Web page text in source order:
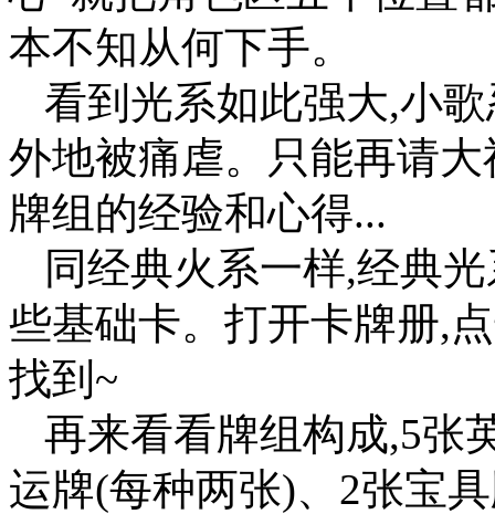
本不知从何下手。
看到光系如此强大,小
外地被痛虐。只能再请
牌组的经验和心得...
同经典火系一样,经典
些基础卡。打开卡牌册,
找到~
再来看看牌组构成,5张
运牌(每种两张)、2张宝